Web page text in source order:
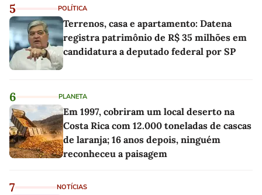
5 POLÍTICA
Terrenos, casa e apartamento: Datena
registra patrimônio de R$ 35 milhões em
candidatura a deputado federal por SP
6 PLANETA
Em 1997, cobriram um local deserto na
Costa Rica com 12.000 toneladas de cascas
de laranja; 16 anos depois, ninguém
reconheceu a paisagem
7 NOTÍCIAS